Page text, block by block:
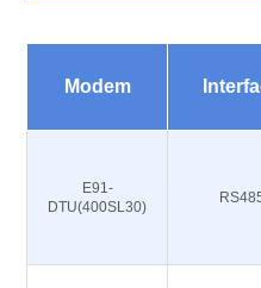
Modem
E91-
DTU(400SL30)